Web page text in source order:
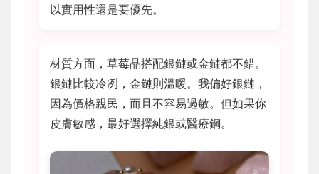
以實用性還是要優先。
材質方面，草莓晶搭配銀鏈或金鏈都不錯。
銀鏈比較冷冽，金鏈則溫暖。我偏好銀鏈，
因為價格親民，而且不容易過敏。但如果你
皮膚敏感，最好選擇純銀或醫療鋼。